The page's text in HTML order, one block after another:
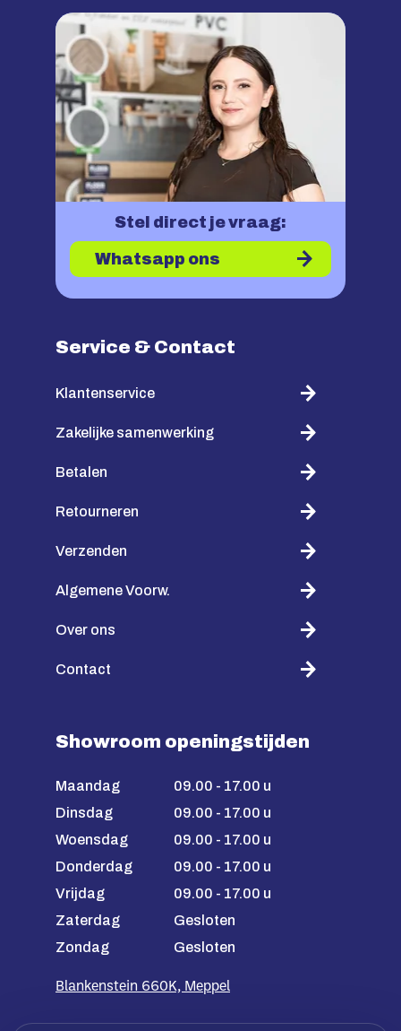
Stel direct je vraag:
Whatsapp ons
Service & Contact
Klantenservice
Zakelijke samenwerking
Betalen
Retourneren
Verzenden
Algemene Voorw.
Over ons
Contact
Showroom openingstijden
Maandag
09.00 - 17.00 u
Dinsdag
09.00 - 17.00 u
Woensdag
09.00 - 17.00 u
Donderdag
09.00 - 17.00 u
Vrijdag
09.00 - 17.00 u
Zaterdag
Gesloten
Zondag
Gesloten
Blankenstein 660K, Meppel